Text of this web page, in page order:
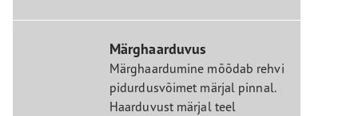
Märghaarduvus
Märghaardumine mõõdab rehvi
pidurdusvõimet märjal pinnal.
Haarduvust märjal teel